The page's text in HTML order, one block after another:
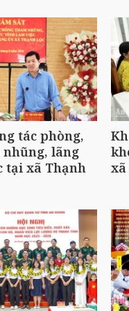
tác phòng,
nhũng, lãng
tại xã Thạnh
xã